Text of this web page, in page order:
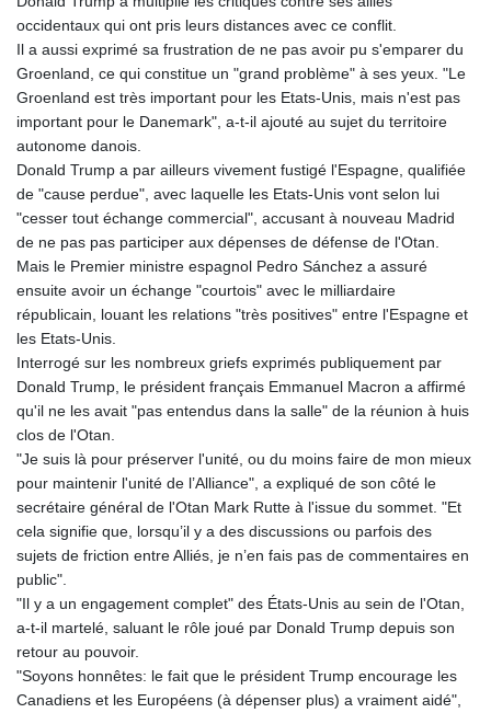
KWD 0.35682
KYD 0.960029
KZT 539.828682
LAK 26043.936302
LBP
103184.797064
LRD 209.279064
LSL 18.827806
LTL 3.402321
LVL 0.69699
LYD 7.340045
MAD 10.750001
MDL 20.044018
MKD 61.416684
MMK 2419.103149
MNT 4143.339409
MRU 46.207516
MUR 54.086968
MVR 17.813958
MWK 2000.321571
MXN 19.83706
MZN 73.632591
NAD 18.827541
NIO 42.391969
NOK 10.992437
occidentaux qui ont pris leurs distances avec ce conflit.
Il a aussi exprimé sa frustration de ne pas avoir pu s'emparer du
Groenland, ce qui constitue un "grand problème" à ses yeux. "Le
Groenland est très important pour les Etats-Unis, mais n'est pas
important pour le Danemark", a-t-il ajouté au sujet du territoire
autonome danois.
Donald Trump a par ailleurs vivement fustigé l'Espagne, qualifiée
de "cause perdue", avec laquelle les Etats-Unis vont selon lui
"cesser tout échange commercial", accusant à nouveau Madrid
de ne pas pas participer aux dépenses de défense de l'Otan.
Mais le Premier ministre espagnol Pedro Sánchez a assuré
ensuite avoir un échange "courtois" avec le milliardaire
républicain, louant les relations "très positives" entre l'Espagne et
les Etats-Unis.
Interrogé sur les nombreux griefs exprimés publiquement par
Donald Trump, le président français Emmanuel Macron a affirmé
qu'il ne les avait "pas entendus dans la salle" de la réunion à huis
clos de l'Otan.
"Je suis là pour préserver l'unité, ou du moins faire de mon mieux
pour maintenir l'unité de l’Alliance", a expliqué de son côté le
secrétaire général de l'Otan Mark Rutte à l'issue du sommet. "Et
cela signifie que, lorsqu’il y a des discussions ou parfois des
sujets de friction entre Alliés, je n’en fais pas de commentaires en
public".
"Il y a un engagement complet" des États-Unis au sein de l'Otan,
a-t-il martelé, saluant le rôle joué par Donald Trump depuis son
retour au pouvoir.
"Soyons honnêtes: le fait que le président Trump encourage les
Canadiens et les Européens (à dépenser plus) a vraiment aidé",